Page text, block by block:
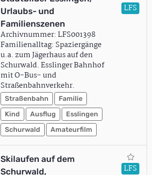
Urlaubs- und
Familienszenen
Archivnummer: LFS001398
Familienalltag: Spaziergänge
u.a. zum Jägerhaus auf den
Schurwald. Esslinger Bahnhof
mit O-Bus- und
Straßenbahnverkehr.
Straßenbahn
Familie
Kind
Ausflug
Esslingen
Schurwald
Amateurfilm
LFS
Skilaufen auf dem
Schurwald,
LFS